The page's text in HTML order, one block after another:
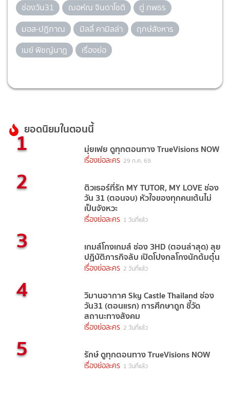
ช่องวัน31 ฌอห์ณ จินดาโชติ
ตู่ ภพธร
มอส-ปฏิภาณ
มิลลี่ คามิลล่า
ฤกษ์สังหาร
เมย์ พิชญ์นาฏ
เรื่องย่อ
ยอดนิยมในตอนนี้
1 มุ่ยเฟย ดูทุกตอนทาง TrueVisions NOW
เรื่องย่อละคร 29 ก.ค. 69
2 ติวเธอร์ที่รัก MY TUTOR, MY LOVE ช่อง
วัน 31 (ตอนจบ) หัวใจของทุกคนเต้นไม่
เป็นจังหวะ
เรื่องย่อละคร 1 วันที่แล้ว
3 เกมส์โกงเกมส์ ช่อง 3HD (ตอนล่าสุด) ลุย
ปฏิบัติภารกิจลับ เปิดโปงกลโกงนักต้มตุ๋น
เรื่องย่อละคร 2 วันที่แล้ว
4 วิมานอากาศ Sky Castle Thailand ช่อง
วัน31 (ตอนแรก) การศึกษาถูก ชี้วัด
สถานะทางสังคม
เรื่องย่อละคร 2 วันที่แล้ว
5 รักษ์ ดูทุกตอนทาง TrueVisions NOW
เรื่องย่อละคร 1 วันที่แล้ว